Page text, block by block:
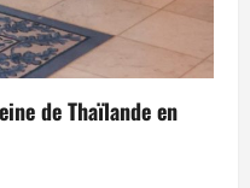
de Thaïlande en